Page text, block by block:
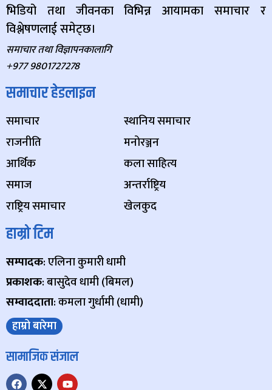
भिडियो तथा जीवनका विभिन्न आयामका समाचार र
विश्लेषणलाई समेट्छ।
समाचार तथा विज्ञापनकालागि
+977 9801727278
समाचार हेडलाइन
समाचार
राजनीति
आर्थिक
समाज
राष्ट्रिय समाचार
स्थानिय समाचार
मनोरञ्जन
कला साहित्य
अन्तर्राष्ट्रिय
खेलकुद
हाम्रो टिम
सम्पादक: एलिना कुमारी धामी
प्रकाशक: बासुदेव धामी (बिमल)
सम्वाददाता: कमला गुर्धामी (धामी)
हाम्रो बारेमा
सामाजिक संजाल